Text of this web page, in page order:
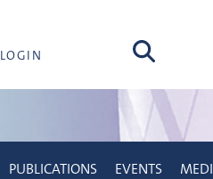
LOGIN search
PUBLICATIONS EVENTS